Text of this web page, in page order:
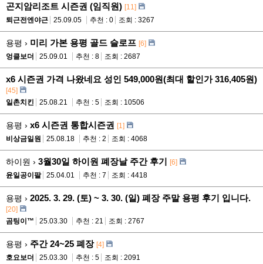
곤지암리조트 시즌권 (임직원) [11]
퇴근전엔야근
25.09.05 추천 : 0 조회 : 3267
용평 › 미리 가본 용평 골드 슬로프 [6]
엉클보더
25.09.01 추천 : 8 조회 : 2687
x6 시즌권 가격 나왔네요 성인 549,000원(최대 할인가 316,405원)
[45]
일촌치킨
25.08.21 추천 : 5 조회 : 10506
용평 › x6 시즌권 통합시즌권 [1]
비상금일원
25.08.18 추천 : 2 조회 : 4068
하이원 › 3월30일 하이원 폐장날 주간 후기 [6]
윤일공이팔
25.04.01 추천 : 7 조회 : 4418
용평 › 2025. 3. 29. (토) ~ 3. 30. (일) 폐장 주말 용평 후기 입니다.
[20]
곰팅이™
25.03.30 추천 : 21 조회 : 2767
용평 › 주간 24~25 폐장 [4]
호요보더
25.03.30 추천 : 5 조회 : 2091